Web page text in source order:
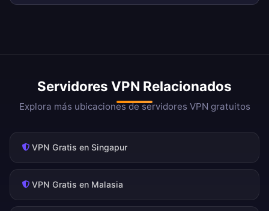
Servidores VPN Relacionados
Explora más ubicaciones de servidores VPN gratuitos
VPN Gratis en Singapur
VPN Gratis en Malasia